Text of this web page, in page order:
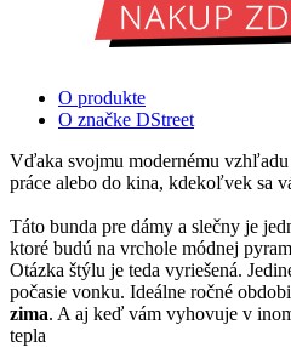
O produkte
O značke DStreet
Vďaka svojmu modernému
práce alebo do kina, kdekoľvek sa
Táto bunda pre dámy a slečny je
ktoré budú na vrchole módnej
Otázka štýlu je teda vyriešená.
počasie vonku. Ideálne ročné
zima. A aj keď vám vyhovuje v
tepla